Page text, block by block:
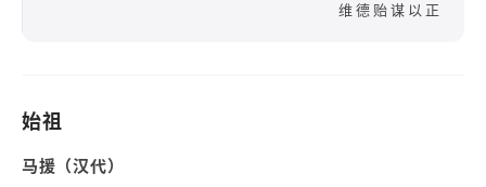
维德贻谋以正
始祖
马援（汉代）